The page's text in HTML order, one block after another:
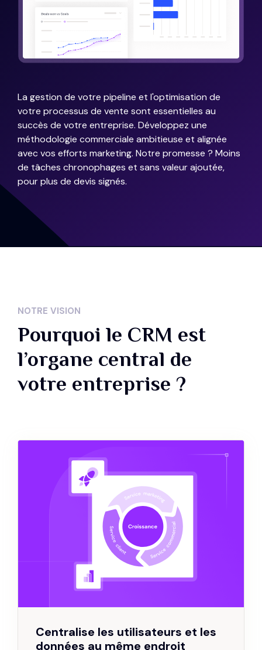
La gestion de votre pipeline et l'optimisation de
votre processus de vente sont essentielles au
succès de votre entreprise. Développez une
méthodologie commerciale ambitieuse et alignée
avec vos efforts marketing. Notre promesse ? Moins
de tâches chronophages et sans valeur ajoutée,
pour plus de devis signés.
NOTRE VISION
Pourquoi le CRM est
l’organe central de
votre entreprise ?
Centralise les utilisateurs et les
données au même endroit